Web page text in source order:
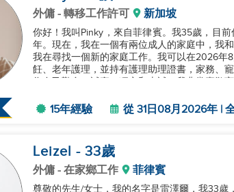
外傭 - 轉移工作許可 新加坡
你好！我叫Pinky，來自菲律賓。我35歲，目
年。現在，我在一個有兩位成人的家庭中，我
我在尋找一個新的家庭工作。我可以在2026年
飪、老年護理，並持有護理助理證書，家務、
15年經驗 從 31日08月2026年 |
Leizel - 33歲
外傭 - 在家鄉工作 菲律賓
尊敬的先生/女士，我的名字是雷澤爾，我33